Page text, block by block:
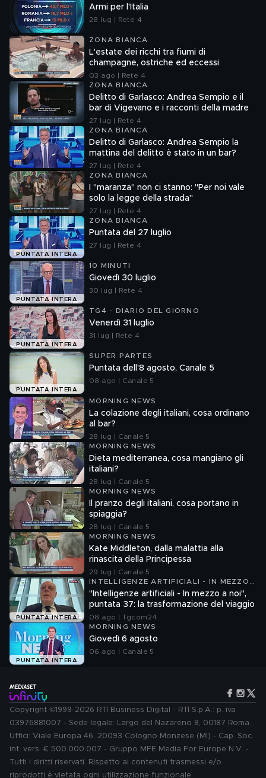
Armi per l'Italia
28 lug | Rete 4
ZONA BIANCA
L'estate dei ricchi tra fiumi di
champagne, ostriche ed eccessi
03 ago | Rete 4
ZONA BIANCA
Delitto di Garlasco: Andrea Sempio e il
bar di Vigevano e i racconti della madre
27 lug | Rete 4
ZONA BIANCA
Delitto di Garlasco: Andrea Sempio la
mattina del delitto è stato in un bar?
27 lug | Rete 4
ZONA BIANCA
I "maranza" non ci stanno: "Per noi vale
solo la legge della strada"
27 lug | Rete 4
PUNTATA INTERA
ZONA BIANCA
Puntata del 27 luglio
27 lug | Rete 4
PUNTATA INTERA
10 MINUTI
Giovedì 30 luglio
30 lug | Rete 4
PUNTATA INTERA
TG4 - DIARIO DEL GIORNO
Venerdì 31 luglio
31 lug | Rete 4
PUNTATA INTERA
SUPER PARTES
Puntata dell'8 agosto, Canale 5
08 ago | Canale 5
MORNING NEWS
La colazione degli italiani, cosa ordinano
al bar?
28 lug | Canale 5
MORNING NEWS
Dieta mediterranea, cosa mangiano gli
italiani?
28 lug | Canale 5
MORNING NEWS
Il pranzo degli italiani, cosa portano in
spiaggia?
28 lug | Canale 5
MORNING NEWS
Kate Middleton, dalla malattia alla
rinascita della Principessa
29 lug | Canale 5
PUNTATA INTERA
INTELLIGENZE ARTIFICIALI - IN MEZZO
A NOI
"Intelligenze artificiali - In mezzo a noi",
puntata 37: la trasformazione del viaggio
08 ago | Tgcom24
PUNTATA INTERA
MORNING NEWS
Giovedì 6 agosto
06 ago | Canale 5
Copyright ©1999-2026 RTI Business Digital - RTI S.p.A.: p. iva
03976881007 - Sede legale: Largo del Nazareno 8, 00187 Roma.
Uffici: Viale Europa 46, 20093 Cologno Monzese (MI) - Cap. Soc.
int. vers. € 500.000.007 - Gruppo MFE Media For Europe N.V. -
Tutti i diritti riservati. Rispetto ai contenuti trasmessi e/o
riprodotti è vietata ogni utilizzazione funzionale